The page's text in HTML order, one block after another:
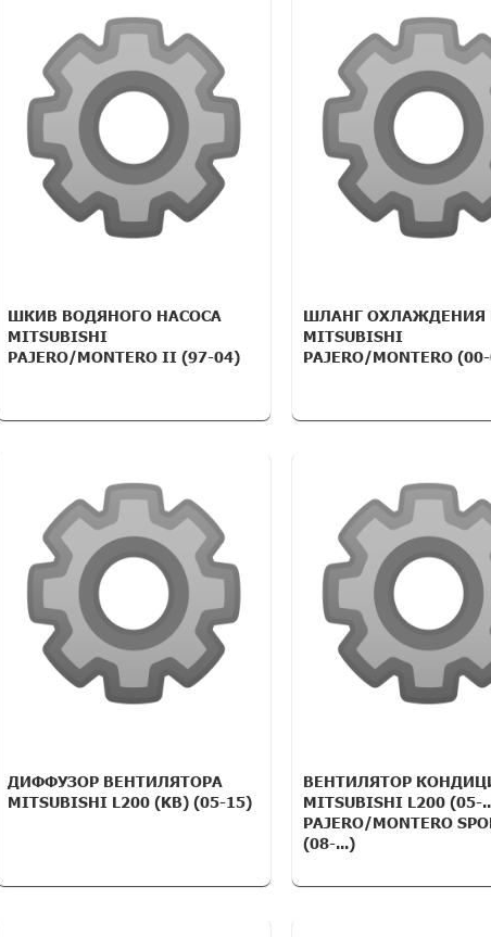
ШКИВ ВОДЯНОГО НАСОСА
MITSUBISHI
PAJERO/MONTERO II (97-04)
ШЛАНГ ОХЛАЖДЕНИЯ
MITSUBISHI
PAJERO/MONTERO
ДИФФУЗОР ВЕНТИЛЯТОРА
MITSUBISHI L200 (KB) (05-15)
ВЕНТИЛЯТОР
MITSUBISHI L200 (05-
PAJERO/MONTERO
(08-...)